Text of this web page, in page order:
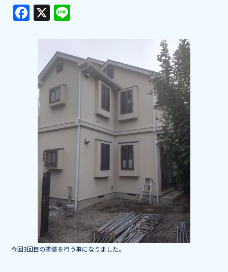
F
a
c
b
o
o
k
X
今回3回目の塗装を行う事になりました。